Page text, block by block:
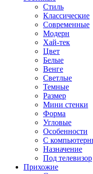
Стиль
Классические
Современные
Модерн
Хай-тек
Цвет
Белые
Венге
Светлые
Темные
Размер
Мини стенки
Форма
Угловые
Особенности
С
Назначение
Под телевизор
Прихожие